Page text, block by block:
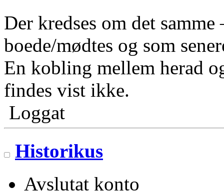
Der kredses om det
boede/mødtes og som
En kobling mellem herad
findes vist ikke.
Loggat
Historikus
Avslutat konto